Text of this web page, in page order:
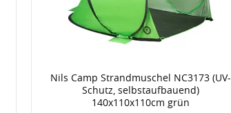
Nils Camp Strandmuschel NC3173 (UV-
Schutz, selbstaufbauend)
140x110x110cm grün